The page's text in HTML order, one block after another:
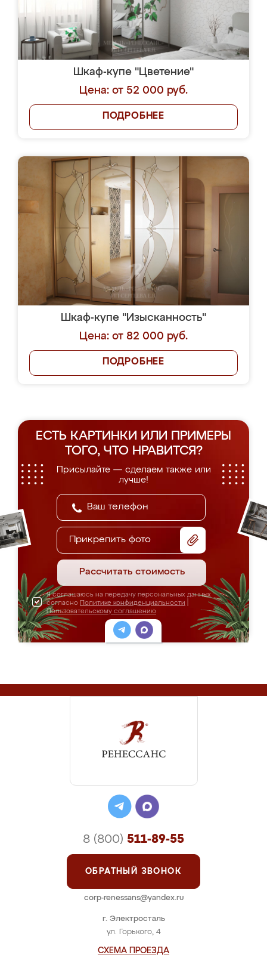
Шкаф-купе "Цветение"
Цена: от 52 000 руб.
ПОДРОБНЕЕ
Шкаф-купе "Изысканность"
Цена: от 82 000 руб.
ПОДРОБНЕЕ
ЕСТЬ КАРТИНКИ ИЛИ ПРИМЕРЫ
ТОГО, ЧТО НРАВИТСЯ?
Присылайте — сделаем также или
лучше!
Прикрепить фото
Рассчитать стоимость
Я соглашаюсь на передачу персональных данных
согласно Политике конфиденциальности
Пользовательскому соглашению
г. Электросталь
ул. Горького, 4
СХЕМА ПРОЕЗДА
8 (800) 511-89-55
ОБРАТНЫЙ ЗВОНОК
corp-renessans@yandex.ru